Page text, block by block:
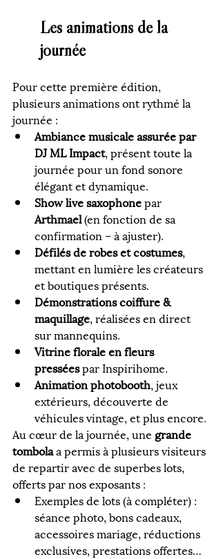
Les animations de la
journée
Pour cette première édition,
plusieurs animations ont rythmé la
journée :
Ambiance musicale assurée par
DJ ML Impact, présent toute la
journée pour un fond sonore
élégant et dynamique.
Show live saxophone par
Arthmael (en fonction de sa
confirmation – à ajuster).
Défilés de robes et costumes,
mettant en lumière les créateurs
et boutiques présents.
Démonstrations coiffure &
maquillage, réalisées en direct
sur mannequins.
Vitrine florale en fleurs
pressées par Inspirihome.
Animation photobooth, jeux
extérieurs, découverte de
véhicules vintage, et plus encore.
Au cœur de la journée, une grande
tombola a permis à plusieurs visiteurs
de repartir avec de superbes lots,
offerts par nos exposants :
Exemples de lots (à compléter) :
séance photo, bons cadeaux,
accessoires mariage, réductions
exclusives, prestations offertes…